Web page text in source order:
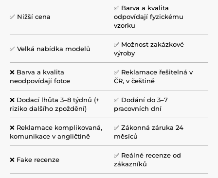
✅ Nižší cena
✅ Barva a kvalita
odpovídají fyzickému
vzorku
✅ Velká nabídka modelů
✅ Možnost zakázkové
výroby
❌ Barva a kvalita
neodpovídají fotce
✅ Reklamace řešitelná v
ČR, v češtině
❌ Dodací lhůta 3–8 týdnů (+
riziko dalšího zpoždění)
✅ Dodání do 3–7
pracovních dní
❌ Reklamace komplikovaná,
komunikace v angličtině
✅ Zákonná záruka 24
měsíců
❌ Fake recenze
✅ Reálné recenze od
zákazníků